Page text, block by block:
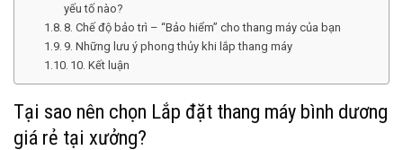
yếu tố nào?
8. Chế độ bảo trì – “Bảo hiểm” cho thang máy của bạn
9. Những lưu ý phong thủy khi lắp thang máy
10. Kết luận
Tại sao nên chọn Lắp đặt thang máy bình dương
giá rẻ tại xưởng?